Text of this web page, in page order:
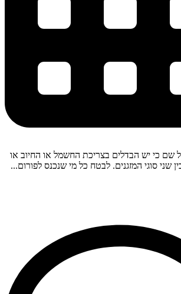
שם כי יש הבדלים בצריכת החשמל או החיוב או
שני סוגי המזגנים. לבטח כל מי שנכנס לפורום...